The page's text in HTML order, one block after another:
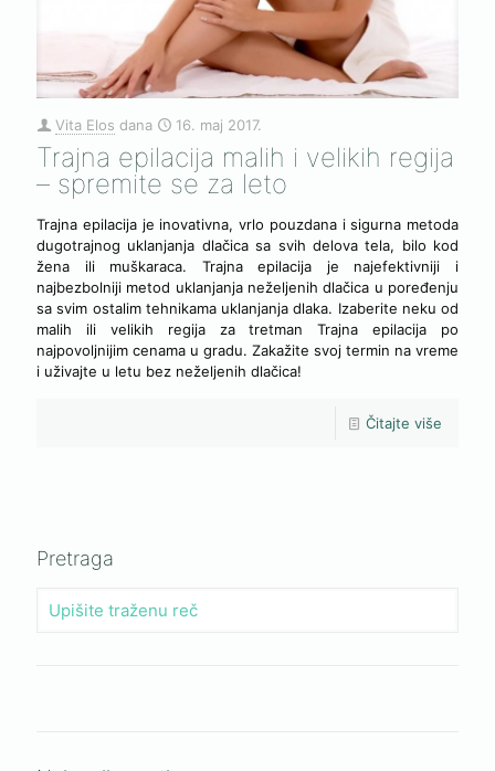
Vita Elos dana 16. maj 2017.
Trajna epilacija malih i velikih regija
– spremite se za leto
Trajna epilacija je inovativna, vrlo pouzdana i sigurna metoda
dugotrajnog uklanjanja dlačica sa svih delova tela, bilo kod
žena ili muškaraca. Trajna epilacija je najefektivniji i
najbezbolniji metod uklanjanja neželjenih dlačica u poređenju
sa svim ostalim tehnikama uklanjanja dlaka. Izaberite neku od
malih ili velikih regija za tretman Trajna epilacija po
najpovoljnijim cenama u gradu. Zakažite svoj termin na vreme
i uživajte u letu bez neželjenih dlačica!
Čitajte više
Pretraga